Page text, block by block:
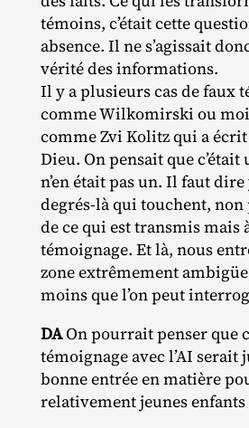
témoins, c’était cette
absence. Il ne s’agissait
vérité des informations.
Il y a plusieurs cas de faux
comme Wilkomirski ou
comme Zvi Kolitz qui a
Dieu. On pensait que
n’en était pas un. Il faut dire
degrés‐​là qui touchent, non
de ce qui est transmis mais
témoignage. Et là, nous
zone extrêmement
moins que l’on peut
DAOn pourrait penser que
témoignage avec l’AI serait
bonne entrée en matière
relativement jeunes enfants